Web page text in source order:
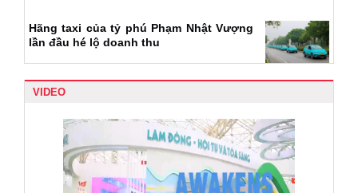
Hãng taxi của tỷ phú Phạm Nhật Vượng
lần đầu hé lộ doanh thu
VIDEO